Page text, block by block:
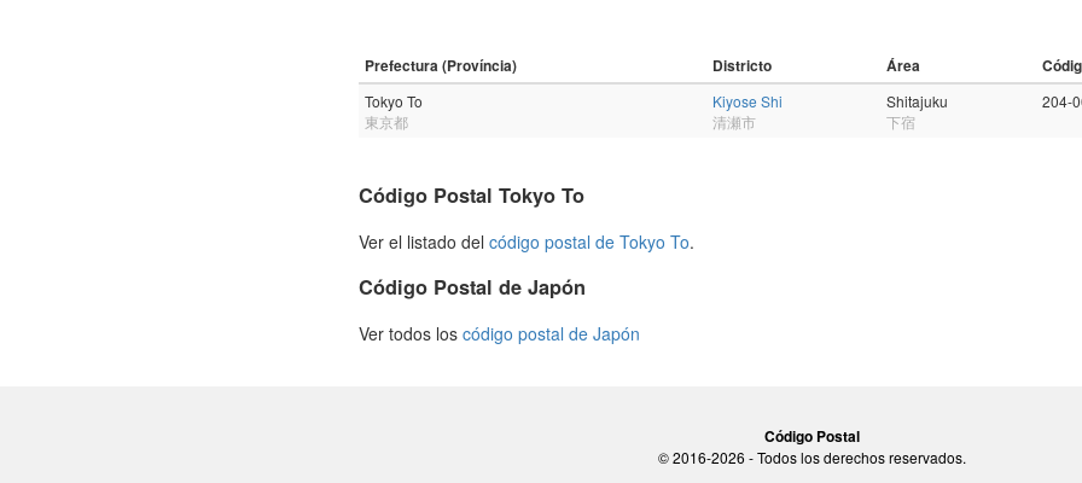
Prefectura (Província) Districto Área
Tokyo To
東京都
Kiyose Shi
清瀬市
Shitajuku
下宿
204-
Código Postal Tokyo To
Ver el listado del código postal de Tokyo To.
Código Postal de Japón
Ver todos los código postal de Japón
Código Postal
© 2016-2026 - Todos los derechos reservados.